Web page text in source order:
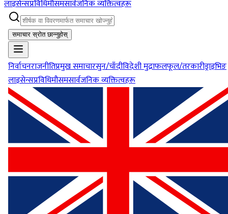
लाइसेन्सप्रविधिमौसमसार्वजनिक व्यक्तित्वहरू
समाचार स्रोत छान्नुहोस्
निर्वाचनराजनीतिप्रमुख समाचारसुन/चाँदीविदेशी मुद्राफलफूल/तरकारीड्राइभिङ
लाइसेन्सप्रविधिमौसमसार्वजनिक व्यक्तित्वहरू